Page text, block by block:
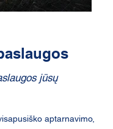
jūsų
aptarnavimo,